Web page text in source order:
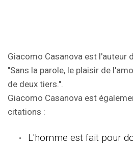
Giacomo Casanova est l'auteur
"Sans la parole, le plaisir de
de deux tiers.".
Giacomo Casanova est
citations :
L'homme est fait pour